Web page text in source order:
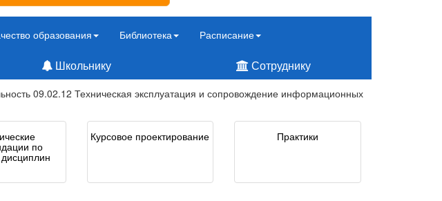
образования Библиотека Расписание
Школьнику Сотруднику
09.02.12 Техническая эксплуатация и сопровождение информационных
по
Курсовое проектирование Практики